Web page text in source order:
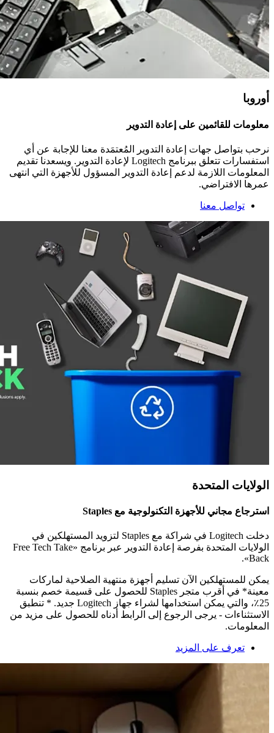
أوروبا
معلومات للقائمين على إعادة التدوير
نرحب بتواصل جهات إعادة التدوير المُعتمَدة معنا للإجابة عن أي
استفسارات تتعلق ببرنامج ‎Logitech لإعادة التدوير. ويسعدنا تقديم
المعلومات اللازمة لدعم إعادة التدوير المسؤول للأجهزة التي انتهى
عمرها الافتراضي.
تواصل معنا
الولايات المتحدة
استرجاع مجاني للأجهزة التكنولوجية مع ‎Staples
دخلت Logitech في شراكة مع Staples لتزويد المستهلكين في
الولايات المتحدة بفرصة إعادة التدوير عبر برنامج «Free Tech Take
Back».
يمكن للمستهلكين الآن تسليم أجهزة منتهية الصلاحية لماركات
معينة* في أقرب متجر Staples للحصول على قسيمة خصم بنسبة
25٪، والتي يمكن استخدامها لشراء جهاز Logitech جديد. * تنطبق
الاستثناءات - يرجى الرجوع إلى الرابط أدناه للحصول على مزيد من
المعلومات.
تعرف على المزيد